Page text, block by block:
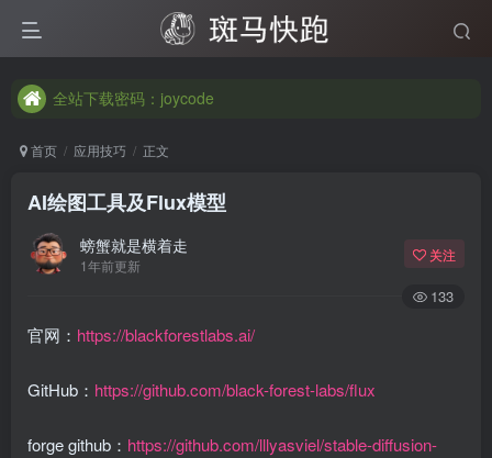
全站下载密码：joycode
全站下载密码：joycode
全站下载密码：joycode
首页 应用技巧 正文
AI绘图工具及Flux模型
螃蟹就是横着走
1年前更新
关注
133
官网： https://blackforestlabs.ai/
GitHub： https://github.com/black-forest-labs/flux
forge github： https://github.com/lllyasviel/stable-diffusion-